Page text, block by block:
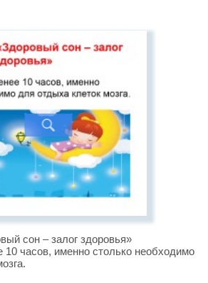
сон – залог здоровья»
10 часов, именно столько необходимо